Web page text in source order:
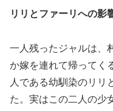
リリとファーリへの影
一人残ったジャルは、
か嫁を連れて帰ってく
人である幼馴染のリリ
た。実はこの二人の少